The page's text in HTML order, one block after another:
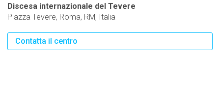
Discesa internazionale del Tevere
Piazza Tevere, Roma, RM, Italia
Contatta il centro